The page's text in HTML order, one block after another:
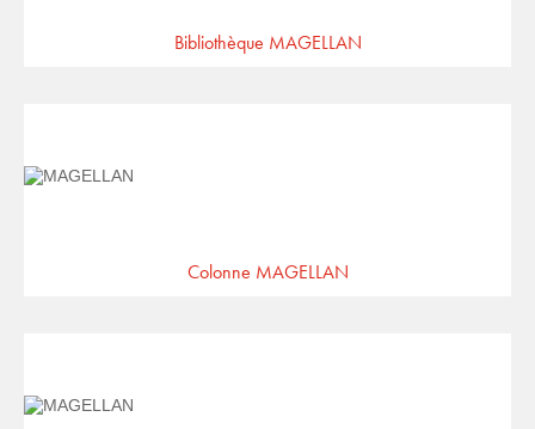
Bibliothèque MAGELLAN
Colonne MAGELLAN